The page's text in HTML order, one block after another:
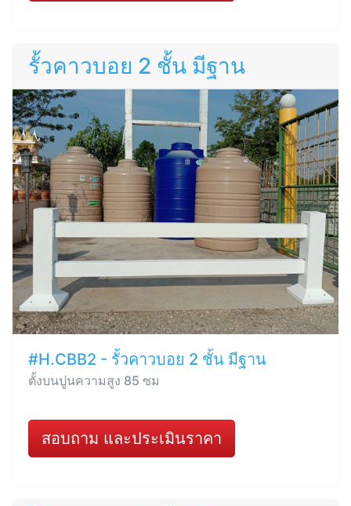
รั้วคาวบอย 2 ชั้น มีฐาน
#H.CBB2 - รั้วคาวบอย 2 ชั้น มีฐาน
ตั้งบนปูนความสูง 85 ซม
สอบถาม และประเมินราคา